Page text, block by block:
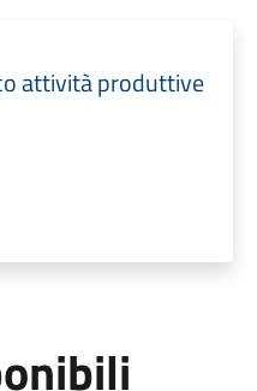
attività produttive